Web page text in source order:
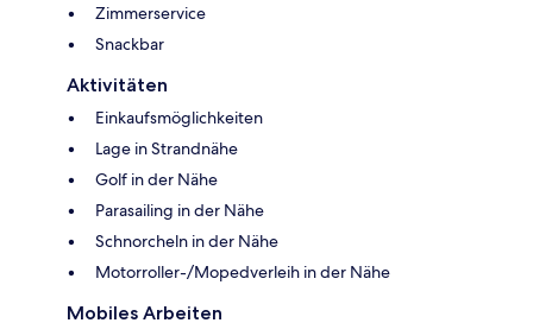
Zimmerservice
Snackbar
Aktivitäten
Einkaufsmöglichkeiten
Lage in Strandnähe
Golf in der Nähe
Parasailing in der Nähe
Schnorcheln in der Nähe
Motorroller-/Mopedverleih in der Nähe
Mobiles Arbeiten